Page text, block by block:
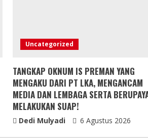
Uncategorized
TANGKAP OKNUM IS PREMAN YANG
MENGAKU DARI PT LKA, MENGANCAM
MEDIA DAN LEMBAGA SERTA
MELAKUKAN SUAP!
Dedi Mulyadi 6 Agustus 2026